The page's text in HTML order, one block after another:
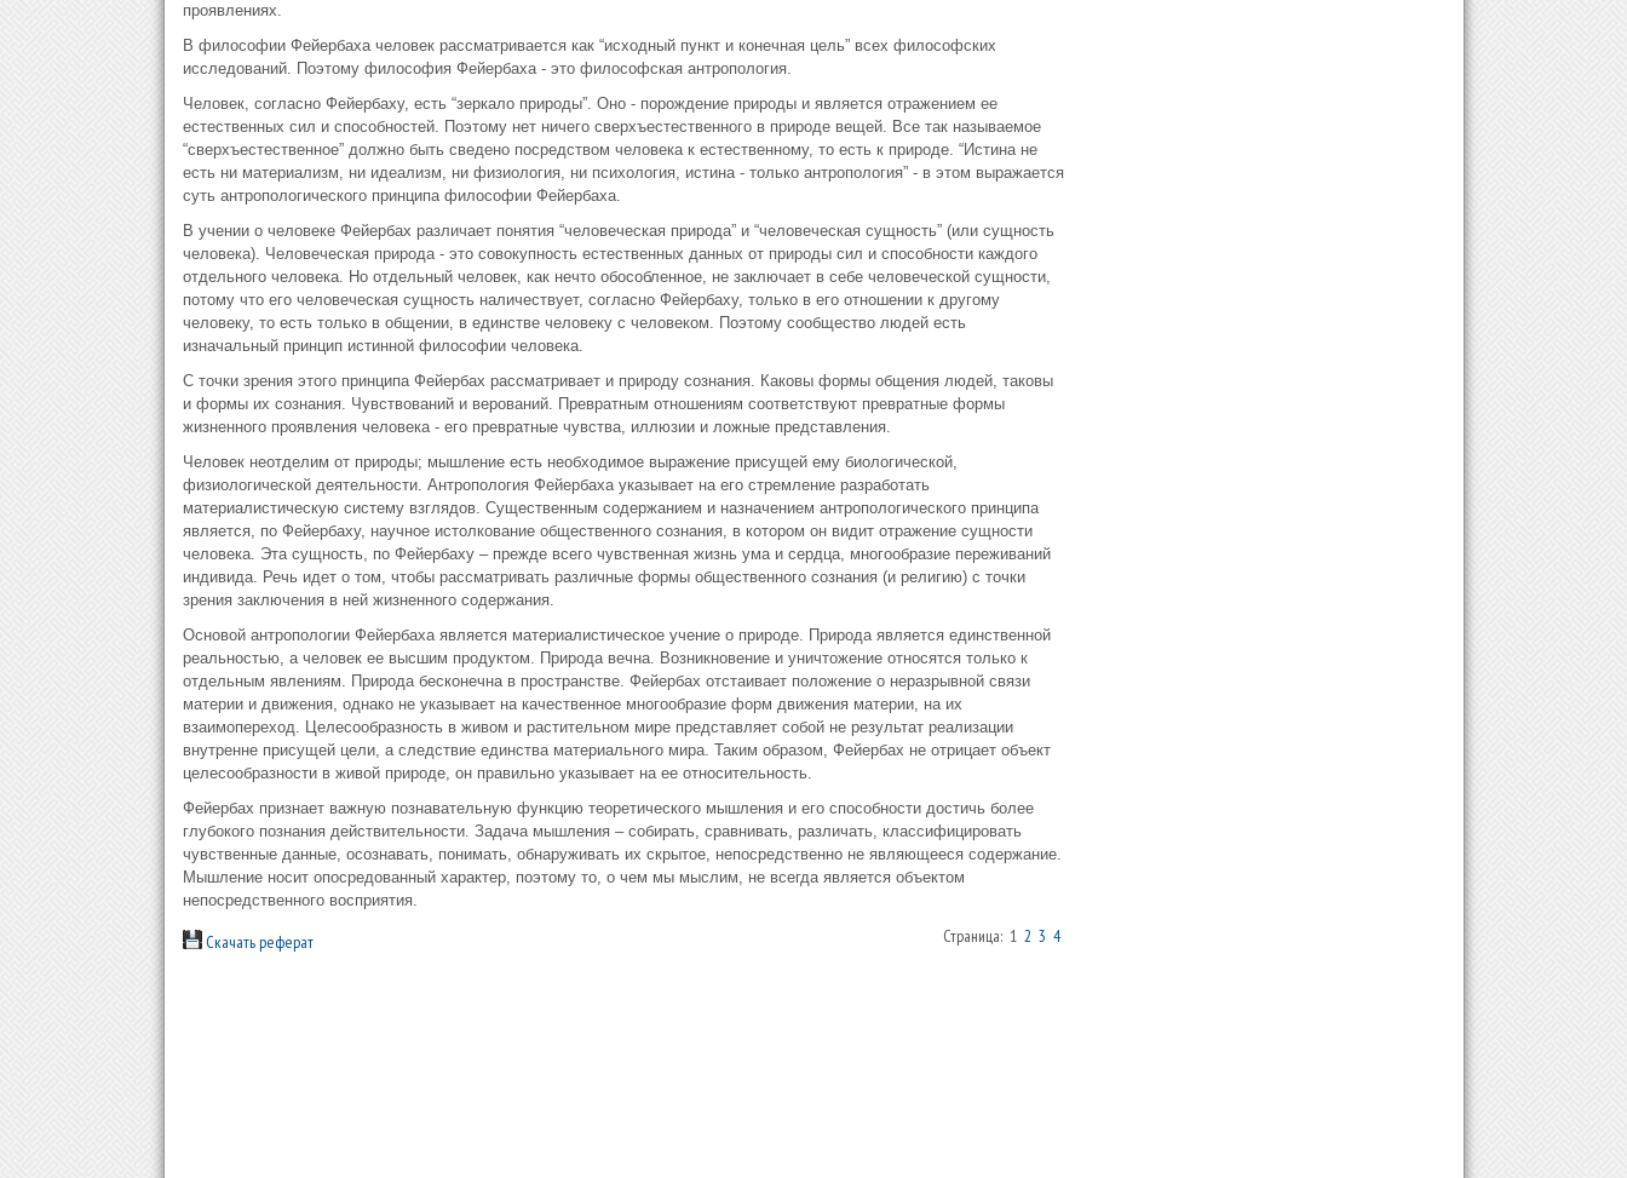
проявлениях.
В философии Фейербаха человек рассматривается как “исходный пункт и конечная цель” всех философских
исследований. Поэтому философия Фейербаха - это философская антропология.
Человек, согласно Фейербаху, есть “зеркало природы”. Оно - порождение природы и является отражением ее
естественных сил и способностей. Поэтому нет ничего сверхъестественного в природе вещей. Все так называемое
“сверхъестественное” должно быть сведено посредством человека к естественному, то есть к природе. “Истина не
есть ни материализм, ни идеализм, ни физиология, ни психология, истина - только антропология” - в этом выражается
суть антропологического принципа философии Фейербаха.
В учении о человеке Фейербах различает понятия “человеческая природа” и “человеческая сущность” (или сущность
человека). Человеческая природа - это совокупность естественных данных от природы сил и способности каждого
отдельного человека. Но отдельный человек, как нечто обособленное, не заключает в себе человеческой сущности,
потому что его человеческая сущность наличествует, согласно Фейербаху, только в его отношении к другому
человеку, то есть только в общении, в единстве человеку с человеком. Поэтому сообщество людей есть
изначальный принцип истинной философии человека.
С точки зрения этого принципа Фейербах рассматривает и природу сознания. Каковы формы общения людей, таковы
и формы их сознания. Чувствований и верований. Превратным отношениям соответствуют превратные формы
жизненного проявления человека - его превратные чувства, иллюзии и ложные представления.
Человек неотделим от природы; мышление есть необходимое выражение присущей ему биологической,
физиологической деятельности. Антропология Фейербаха указывает на его стремление разработать
материалистическую систему взглядов. Существенным содержанием и назначением антропологического принципа
является, по Фейербаху, научное истолкование общественного сознания, в котором он видит отражение сущности
человека. Эта сущность, по Фейербаху – прежде всего чувственная жизнь ума и сердца, многообразие переживаний
индивида. Речь идет о том, чтобы рассматривать различные формы общественного сознания (и религию) с точки
зрения заключения в ней жизненного содержания.
Основой антропологии Фейербаха является материалистическое учение о природе. Природа является единственной
реальностью, а человек ее высшим продуктом. Природа вечна. Возникновение и уничтожение относятся только к
отдельным явлениям. Природа бесконечна в пространстве. Фейербах отстаивает положение о неразрывной связи
материи и движения, однако не указывает на качественное многообразие форм движения материи, на их
взаимопереход. Целесообразность в живом и растительном мире представляет собой не результат реализации
внутренне присущей цели, а следствие единства материального мира. Таким образом, Фейербах не отрицает объект
целесообразности в живой природе, он правильно указывает на ее относительность.
Фейербах признает важную познавательную функцию теоретического мышления и его способности достичь более
глубокого познания действительности. Задача мышления – собирать, сравнивать, различать, классифицировать
чувственные данные, осознавать, понимать, обнаруживать их скрытое, непосредственно не являющееся содержание.
Мышление носит опосредованный характер, поэтому то, о чем мы мыслим, не всегда является объектом
непосредственного восприятия.
Скачать реферат Страница: 1 2 3 4